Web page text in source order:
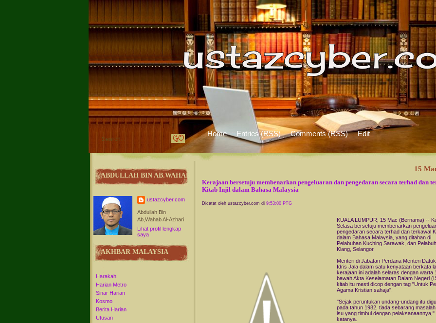
Home Entries (RSS) Comments (RSS) Edit
ABDULLAH BIN AB.WAHAB
ustazcyber.com
Abdullah Bin
Ab,Wahab Al-Azhari
Lihat profil lengkap
saya
AKHBAR MALAYSIA
Harakah
Harian Metro
Sinar Harian
Kosmo
Berita Harian
Utusan
15
Kerajaan bersetuju membenarkan pengeluaran dan pengedaran secara terhad dan
Kitab Injil dalam Bahasa Malaysia
Dicatat oleh ustazcyber.com di 9:53:00 PTG
KUALA LUMPUR, 15 Mac (Bernama) --
Selasa bersetuju membenarkan
pengedaran secara terhad dan terkawal
dalam Bahasa Malaysia, yang ditahan di
Pelabuhan Kuching Sarawak, dan
Klang, Selangor.
Menteri di Jabatan Perdana Menteri
Idris Jala dalam satu kenyataan berkata
kerajaan ini adalah selaras dengan warta
bawah Akta Keselamatan Dalam Negeri
kitab itu mesti dicop dengan tag "Untuk
Agama Kristian sahaja".
"Sejak peruntukan undang-undang itu
pada tahun 1982, tiada sebarang
isu yang timbul dengan pelaksanaannya,"
katanya.